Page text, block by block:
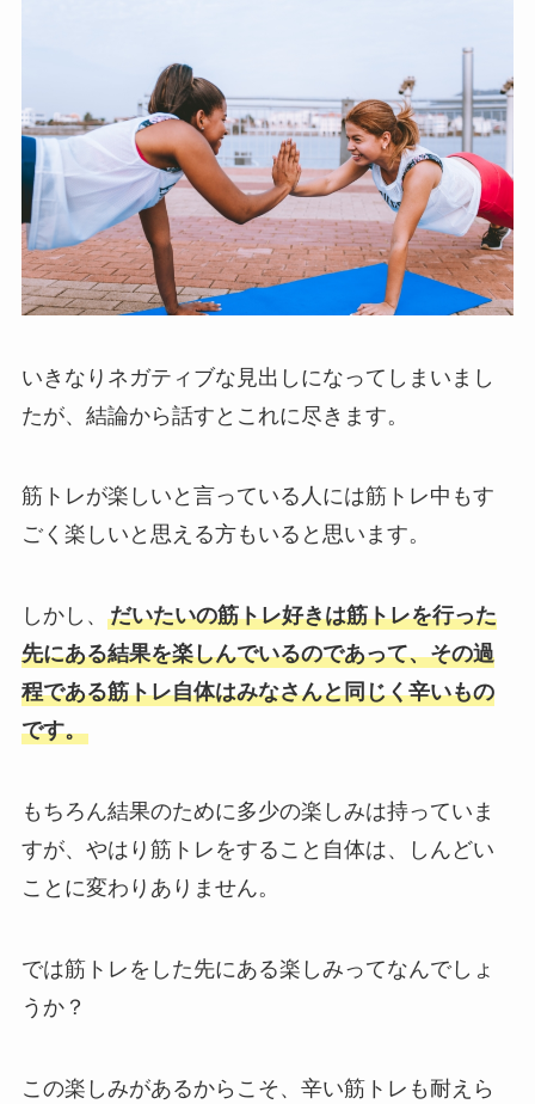
いきなりネガティブな見出しになってしまいまし
たが、結論から話すとこれに尽きます。
筋トレが楽しいと言っている人には筋トレ中もす
ごく楽しいと思える方もいると思います。
しかし、 だいたいの筋トレ好きは筋トレを行った
先にある結果を楽しんでいるのであって、その過
程である筋トレ自体はみなさんと同じく辛いもの
です。
もちろん結果のために多少の楽しみは持っていま
すが、やはり筋トレをすること自体は、しんどい
ことに変わりありません。
では筋トレをした先にある楽しみってなんでしょ
うか？
この楽しみがあるからこそ、辛い筋トレも耐えら